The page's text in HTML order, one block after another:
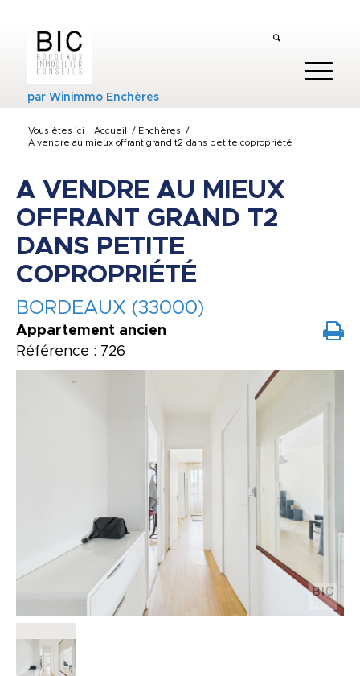
parWinimmo Enchères
Vous êtes ici : Accueil / Enchères
/
A vendre au mieux offrant grand t2 dans petite copropriété
A VENDRE AU MIEUX
OFFRANT GRAND T2
DANS PETITE
COPROPRIÉTÉ
BORDEAUX (33000)
Appartement ancien
Référence : 726